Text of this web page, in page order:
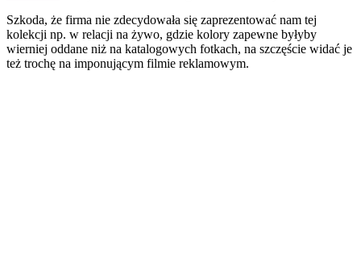
Szkoda, że firma nie zdecydowała się zaprezentować nam tej
kolekcji np. w relacji na żywo, gdzie kolory zapewne byłyby
wierniej oddane niż na katalogowych fotkach, na szczęście widać je
też trochę na imponującym filmie reklamowym.